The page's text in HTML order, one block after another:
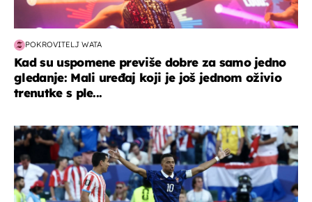
POKROVITELJ WATA
Kad su uspomene previše dobre za samo jedno
gledanje: Mali uređaj koji je još jednom oživio
trenutke s ple...
svjetsko prvenstvo 2026